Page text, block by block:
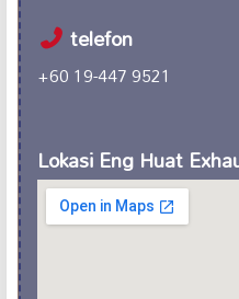
telefon
+60 19-447 9521
Lokasi Eng Huat